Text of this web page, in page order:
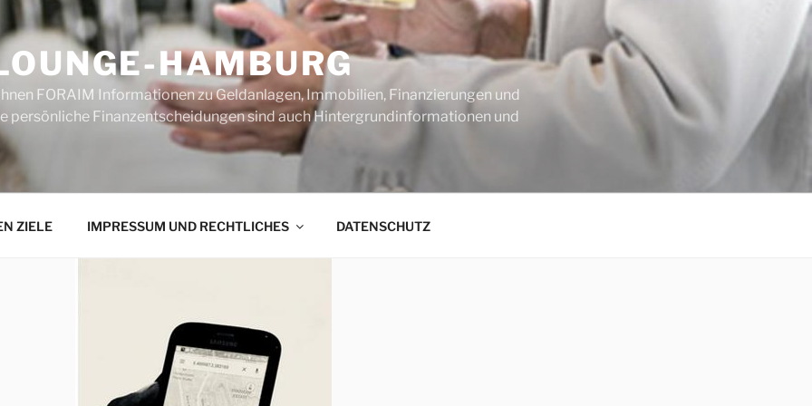
HAMBURG
FORAIM Informationen zu Geldanlagen, Immobilien, Finanzierungen und
persönliche Finanzentscheidungen sind auch Hintergrundinformationen und
ZIELE IMPRESSUM UND RECHTLICHES DATENSCHUTZ